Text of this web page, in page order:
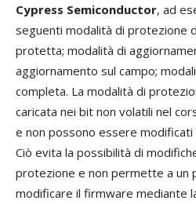
Cypress Semiconductor, ad
seguenti modalità di protezione
protetta; modalità di
aggiornamento sul campo;
completa. La modalità di
caricata nei bit non volatili nel
e non possono essere
Ciò evita la possibilità di
protezione e non permette a un
modificare il firmware mediante